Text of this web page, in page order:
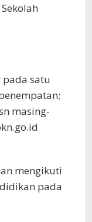
satu
masing-
mengikuti
pada